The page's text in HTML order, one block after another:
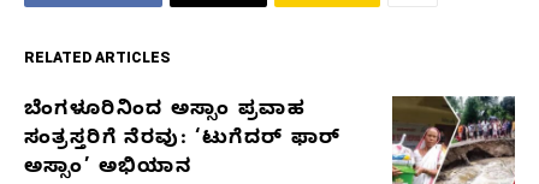
RELATED ARTICLES
RELATED
ARTICLES
ಬೆಂಗಳೂರಿನಿಂದ ಅಸ್ಸಾಂ ಪ್ರವಾಹ
ಸಂತ್ರಸ್ತರಿಗೆ ನೆರವು: ‘ಟುಗೆದರ್ ಫಾರ್
ಅಸ್ಸಾಂ’ ಅಭಿಯಾನ